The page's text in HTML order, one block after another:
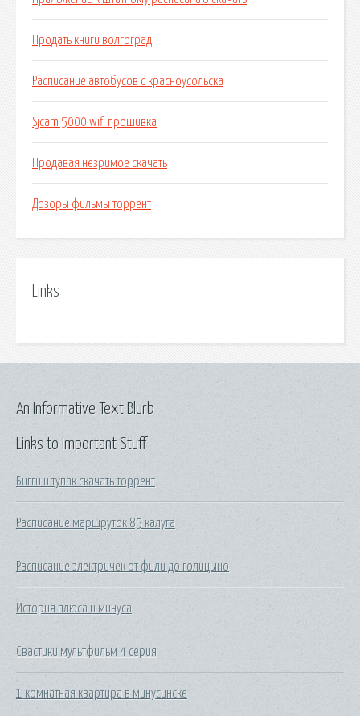
Продать книги волгоград
Расписание автобусов с красноусольска
Sjcam 5000 wifi прошивка
Продавая незримое скачать
Дозоры фильмы торрент
Links
Links to Important Stuff
Бигги и тупак скачать торрент
Расписание маршруток 85 калуга
Расписание электричек от фили до голицыно
История плюса и минуса
Свастики мультфильм 4 серия
1 комнатная квартира в минусинске
An Informative Text Blurb